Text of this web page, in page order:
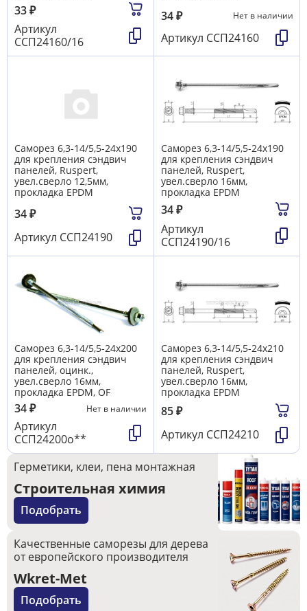
33₽
Артикул
ССП24160/16
34₽ Нет в наличии
Артикул ССП24160
Саморез 6,3-14/5,5-24х190
для крепления сэндвич
панелей, Ruspert,
увел.сверло 12,5мм,
прокладка EPDM
34₽
Артикул ССП24190
Саморез 6,3-14/5,5-24х190
для крепления сэндвич
панелей, Ruspert,
увел.сверло 16мм,
прокладка EPDM
34₽
Артикул
ССП24190/16
Саморез 6,3-14/5,5-24х200
для крепления сэндвич
панелей, оцинк.,
увел.сверло 16мм,
прокладка EPDM, OF
34₽ Нет в наличии
Артикул
ССП24200о**
Саморез 6,3-14/5,5-24х210
для крепления сэндвич
панелей, Ruspert,
увел.сверло 16мм,
прокладка EPDM
85₽
Артикул ССП24210
Герметики, клеи, пена монтажная
Строительная химия
Подобрать
Качественные саморезы для дерева
от европейского производителя
Wkret-Met
Подобрать